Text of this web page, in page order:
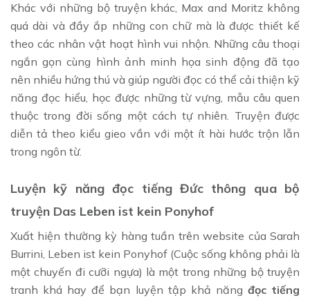
Khác với những bộ truyện khác, Max and Moritz không
quá dài và đầy ắp những con chữ mà là được thiết kế
theo các nhân vật hoạt hình vui nhộn. Những câu thoại
ngắn gọn cùng hình ảnh minh họa sinh động đã tạo
nên nhiều hứng thú và giúp người đọc có thể cải thiện kỹ
năng đọc hiểu, học được những từ vựng, mẫu câu quen
thuộc trong đời sống một cách tự nhiên. Truyện được
diễn tả theo kiểu gieo vần với một ít hài hước trộn lẫn
trong ngôn từ.
Luyện kỹ năng đọc tiếng Đức thông qua bộ
truyện Das Leben ist kein Ponyhof
Xuất hiện thường kỳ hàng tuần trên website của Sarah
Burrini, Leben ist kein Ponyhof (Cuộc sống không phải là
một chuyến đi cưỡi ngựa) là một trong những bộ truyện
tranh khá hay để bạn luyện tập khả năng đọc tiếng